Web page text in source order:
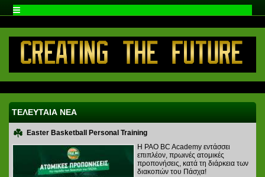
ΤΕΛΕΥΤΑΙΑ ΝΕΑ
Easter Basketball Personal Training
Η PAO BC Academy εντάσσει
επιπλέον, πρωινές ατομικές
προπονήσεις, κατά τη διάρκεια των
διακοπών του Πάσχα!